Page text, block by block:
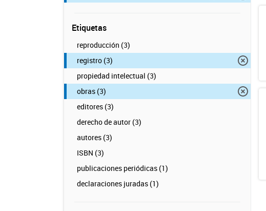
Etiquetas
reproducción (3)
registro (3)
propiedad intelectual (3)
obras (3)
editores (3)
derecho de autor (3)
autores (3)
ISBN (3)
publicaciones periódicas (1)
declaraciones juradas (1)